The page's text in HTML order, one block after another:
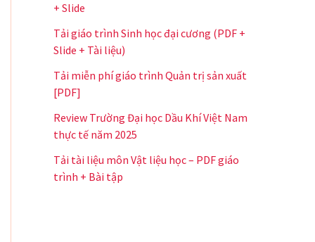
+ Slide
Tải giáo trình Sinh học đại cương (PDF +
Slide + Tài liệu)
Tải miễn phí giáo trình Quản trị sản xuất
[PDF]
Review Trường Đại học Dầu Khí Việt Nam
thực tế năm 2025
Tải tài liệu môn Vật liệu học – PDF giáo
trình + Bài tập